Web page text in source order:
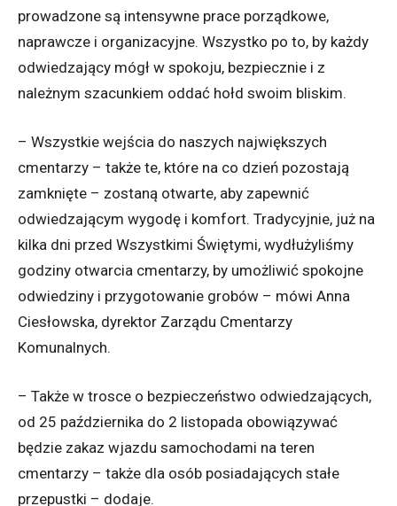
prowadzone są intensywne prace porządkowe,
naprawcze i organizacyjne. Wszystko po to, by każdy
odwiedzający mógł w spokoju, bezpiecznie i z
należnym szacunkiem oddać hołd swoim bliskim.
– Wszystkie wejścia do naszych największych
cmentarzy – także te, które na co dzień pozostają
zamknięte – zostaną otwarte, aby zapewnić
odwiedzającym wygodę i komfort. Tradycyjnie, już na
kilka dni przed Wszystkimi Świętymi, wydłużyliśmy
godziny otwarcia cmentarzy, by umożliwić spokojne
odwiedziny i przygotowanie grobów – mówi Anna
Ciesłowska, dyrektor Zarządu Cmentarzy
Komunalnych.
– Także w trosce o bezpieczeństwo odwiedzających,
od 25 października do 2 listopada obowiązywać
będzie zakaz wjazdu samochodami na teren
cmentarzy – także dla osób posiadających stałe
przepustki – dodaje.